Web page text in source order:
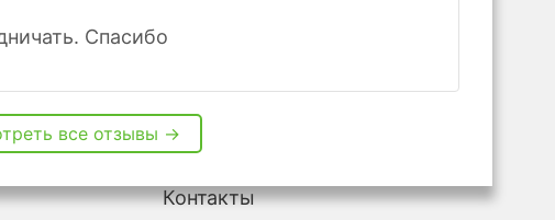
Спасибо
все отзывы →
Контакты